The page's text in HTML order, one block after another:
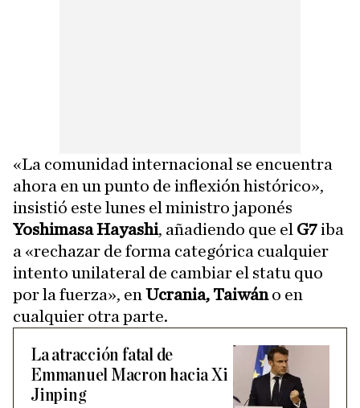
«La comunidad internacional se encuentra
ahora en un punto de inflexión histórico»,
insistió este lunes el ministro japonés
Yoshimasa Hayashi, añadiendo que el G7iba
a «rechazar de forma categórica cualquier
intento unilateral de cambiar el statu quo
por la fuerza», en Ucrania, Taiwáno en
cualquier otra parte.
La atracción fatal de
Emmanuel Macron hacia Xi
Jinping